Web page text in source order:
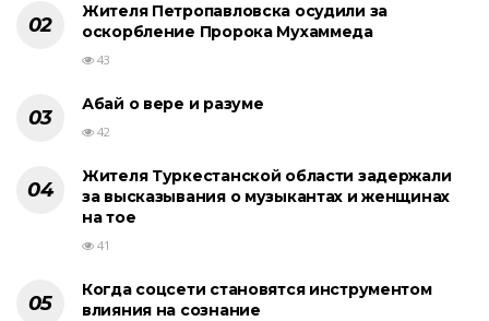
Жителя Петропавловска осудили за
оскорбление Пророка Мухаммеда
43
Абай о вере и разуме
42
Жителя Туркестанской области задержали
за высказывания о музыкантах и женщинах
на тое
41
Когда соцсети становятся инструментом
влияния на сознание